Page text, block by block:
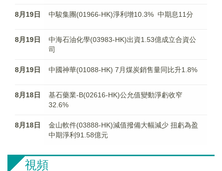
8月19日 中駿集團(01966-HK)淨利增10.3% 中期息11分
8月19日
中海石油化學(03983-HK)出資1.53億成立合資公
司
8月19日 中國神華(01088-HK) 7月煤炭銷售量同比升1.8%
8月18日
基石藥業-B(02616-HK)公允值變動淨虧收窄
32.6%
8月18日
金山軟件(03888-HK)減值撥備大幅減少 扭虧為盈
中期淨利91.58億元
視頻